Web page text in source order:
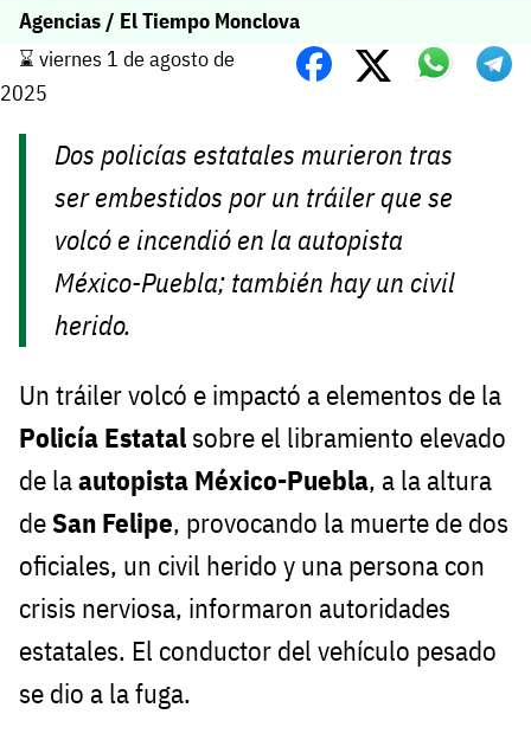
Agencias / El Tiempo Monclova
⌛️ viernes 1 de agosto de
2025
Dos policías estatales murieron tras
ser embestidos por un tráiler que se
volcó e incendió en la autopista
México-Puebla; también hay un civil
herido.
Un tráiler volcó e impactó a elementos de la
Policía Estatal sobre el libramiento elevado
de laautopista México-Puebla, a la altura
deSan Felipe, provocando la muerte de dos
oficiales, un civil herido y una persona con
crisis nerviosa, informaron autoridades
estatales. El conductor del vehículo pesado
se dio a la fuga.